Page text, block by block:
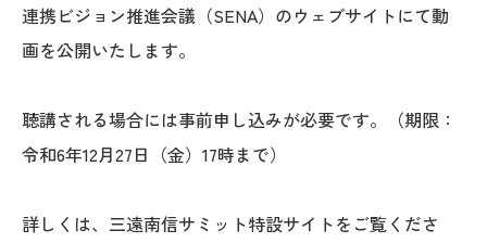
連携ビジョン推進会議（SENA）のウェブサイトにて動
画を公開いたします。
聴講される場合には事前申し込みが必要です。（期限：
令和6年12月27日（金）17時まで）
詳しくは、三遠南信サミット特設サイトをご覧くださ